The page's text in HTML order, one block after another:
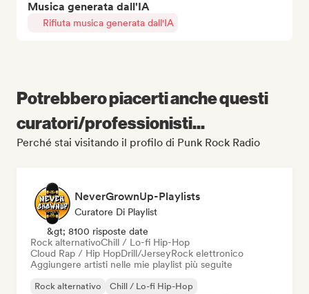
Musica generata dall'IA
Rifiuta musica generata dall'IA
Potrebbero piacerti anche questi
curatori/professionisti...
Perché stai visitando il profilo di Punk Rock Radio
NeverGrownUp-Playlists
Curatore Di Playlist
&gt; 8100 risposte date
Rock alternativoChill / Lo-fi Hip-Hop
Cloud Rap / Hip HopDrill/JerseyRock elettronico
Aggiungere artisti nelle mie playlist più seguite
Rock alternativo
Chill / Lo-fi Hip-Hop